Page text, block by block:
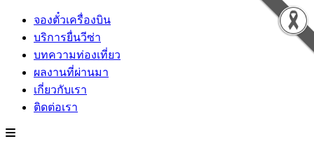
จองตั๋วเครื่องบิน
บริการยื่นวีซ่า
บทความท่องเที่ยว
ผลงานที่ผ่านมา
เกี่ยวกับเรา
ติดต่อเรา